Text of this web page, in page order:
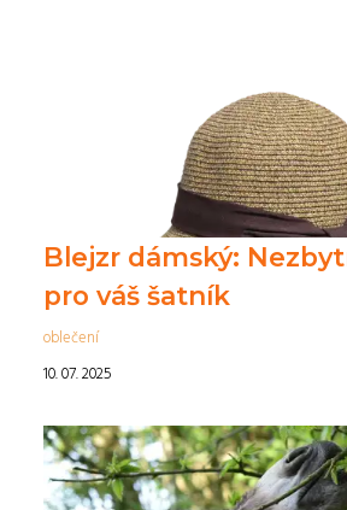
Blejzr dámský:
pro váš šatník
oblečení
10. 07. 2025